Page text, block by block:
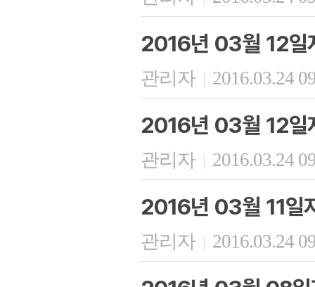
2016년 03월 12일
관리자 | 2016.03.24
2016년 03월 12일
관리자 | 2016.03.24
2016년 03월 11일
관리자 | 2016.03.24